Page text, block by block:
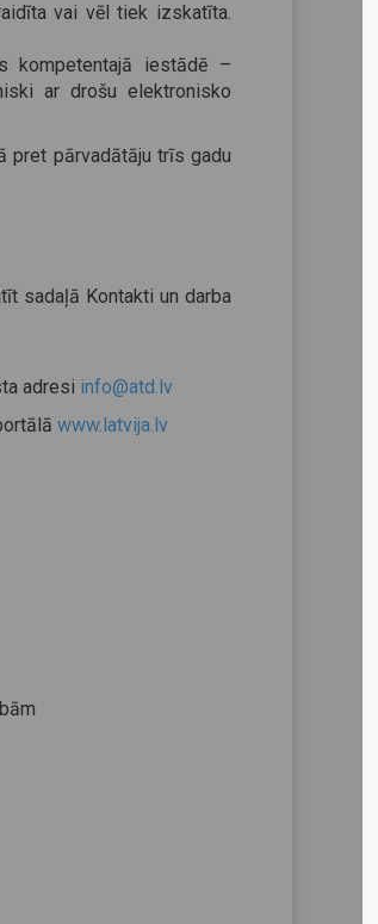
vai vēl tiek izskatīta.
kompetentajā iestādē –
ar drošu elektronisko
pret pārvadātāju trīs gadu
sadaļā Kontakti un darba
adresi info@atd.lv
www.latvija.lv